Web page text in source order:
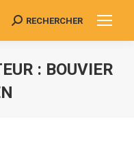
Search:
RECHERCHER
: BOUVIER